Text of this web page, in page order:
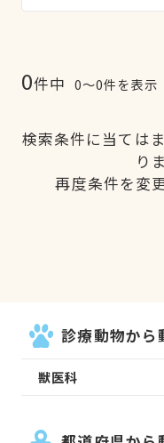
0件中 0〜0件を表示
検索条件に当ては
り
再度条件を変
診療動物から
獣医科